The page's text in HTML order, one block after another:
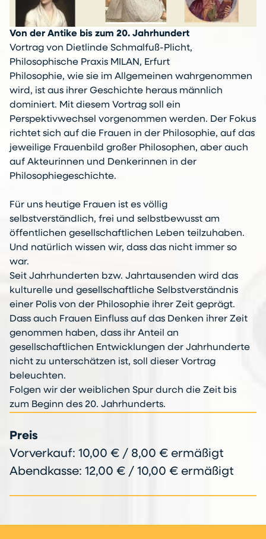
Von der Antike bis zum 20. Jahrhundert
Vortrag von Dietlinde Schmalfuß-Plicht,
Philosophische Praxis MILAN, Erfurt
Philosophie, wie sie im Allgemeinen wahrgenommen
wird, ist aus ihrer Geschichte heraus männlich
dominiert. Mit diesem Vortrag soll ein
Perspektivwechsel vorgenommen werden. Der Fokus
richtet sich auf die Frauen in der Philosophie, auf das
jeweilige Frauenbild großer Philosophen, aber auch
auf Akteurinnen und Denkerinnen in der
Philosophiegeschichte.
Für uns heutige Frauen ist es völlig
selbstverständlich, frei und selbstbewusst am
öffentlichen gesellschaftlichen Leben teilzuhaben.
Und natürlich wissen wir, dass das nicht immer so
war.
Seit Jahrhunderten bzw. Jahrtausenden wird das
kulturelle und gesellschaftliche Selbstverständnis
einer Polis von der Philosophie ihrer Zeit geprägt.
Dass auch Frauen Einfluss auf das Denken ihrer Zeit
genommen haben, dass ihr Anteil an
gesellschaftlichen Entwicklungen der Jahrhunderte
nicht zu unterschätzen ist, soll dieser Vortrag
beleuchten.
Folgen wir der weiblichen Spur durch die Zeit bis
zum Beginn des 20. Jahrhunderts.
Preis
Vorverkauf: 10,00 € / 8,00 € ermäßigt
Abendkasse: 12,00 € / 10,00 € ermäßigt